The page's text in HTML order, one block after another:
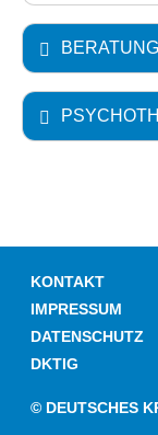
© DEUTSCHES
KONTAKT
IMPRESSUM
DATENSCHUTZ
DKTIG